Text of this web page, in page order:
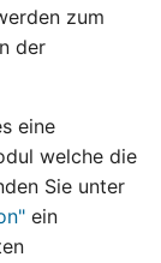
zum
der
eine
welche die
Sie unter
ein